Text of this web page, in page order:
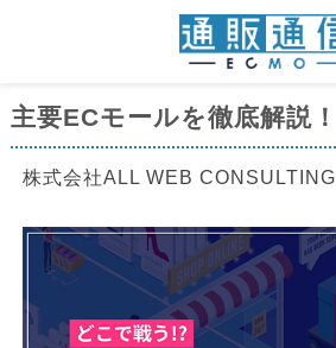
主要ECモールを徹底解説！
株式会社ALL WEB CONSULTING